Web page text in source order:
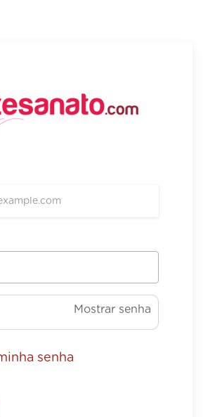
Mostrar senha
senha